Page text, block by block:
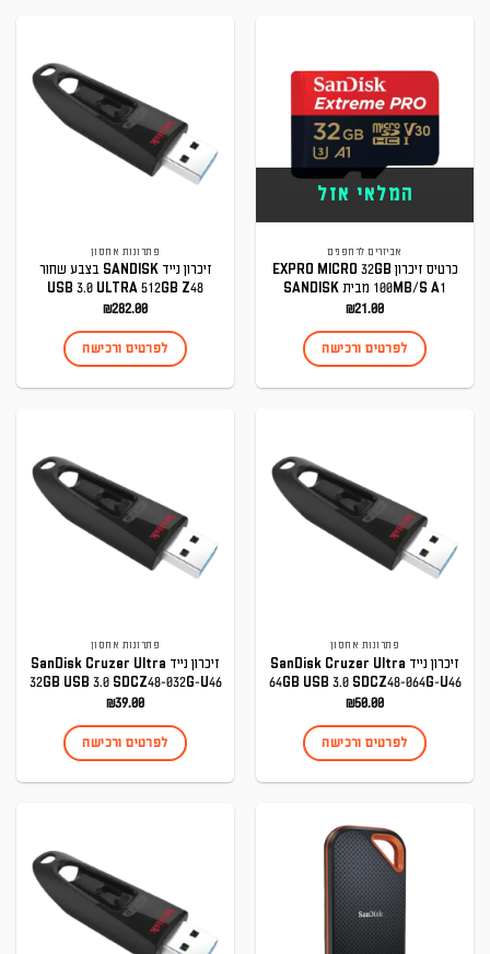
המלאי אזל
אביזרים לרחפנים
כרטיס זיכרון EXPRO MICRO 32GB
100MB/S A1 מבית SANDISK
₪21.00
לפרטים ורכישה
פתרונות אחסון
זיכרון נייד SANDISK בצבע שחור
USB 3.0 ULTRA 512GB Z48
₪282.00
לפרטים ורכישה
פתרונות אחסון
זיכרון נייד SanDisk Cruzer Ultra
64GB USB 3.0 SDCZ48-064G-U46
₪50.00
לפרטים ורכישה
פתרונות אחסון
זיכרון נייד SanDisk Cruzer Ultra
32GB USB 3.0 SDCZ48-032G-U46
₪39.00
לפרטים ורכישה